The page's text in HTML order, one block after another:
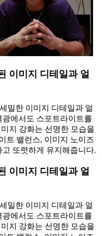
이미지 디테일과 얼
밀한 이미지 디테일과 얼
에서도 스포트라이트를
지 강화는 선명한 모습을
트 밸런스, 이미지 노이즈
또렷하게 유지해줍니다.
이미지 디테일과 얼
밀한 이미지 디테일과 얼
에서도 스포트라이트를
지 강화는 선명한 모습을